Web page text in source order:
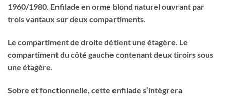
1960/1980. Enfilade en orme blond naturel ouvrant par
trois vantaux sur deux compartiments.
Le compartiment de droite détient une étagère. Le
compartiment du côté gauche contenant deux tiroirs sous
une étagère.
Sobre et fonctionnelle, cette enfilade s’intègrera